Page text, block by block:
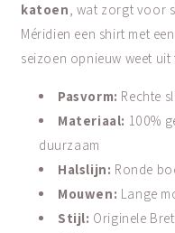
katoen, wat zorgt voor
Méridien een shirt met
seizoen opnieuw weet
Pasvorm: Rechte
Materiaal: 100%
duurzaam
Halslijn: Ronde
Mouwen: Lange
Stijl: Originele